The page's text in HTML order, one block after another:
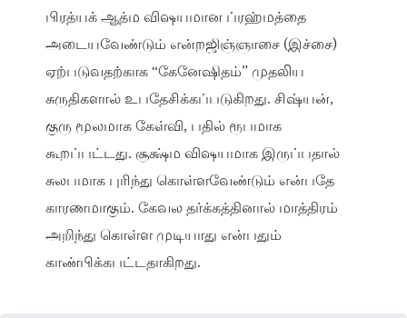
பிரத்யக் ஆத்ம விஷயமான ப்ரஹ்மத்தை
அடையவேண்டும் என்றஜிஞ்ஞாசை (இச்சை)
ஏற்படுவதற்காக “கேனேஷிதம்” முதலிய
சுருதிகளால் உபதேசிக்கப்படுகிறது. சிஷ்யன்,
குரு மூலமாக கேள்வி, பதில் ரூபமாக
கூறப்பட்டது. சூக்ஷ்ம விஷயமாக இருப்பதால்
சுலபமாக புரிந்து கொள்ளவேண்டும் என்பதே
காரணமாகும். கேவல தர்க்கத்தினால் மாத்திரம்
அறிந்து கொள்ள முடியாது என்பதும்
காண்பிக்கபட்டதாகிறது.